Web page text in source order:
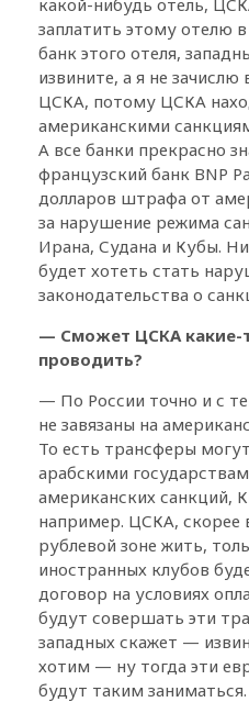
заплатить этому отелю
банк этого отеля,
извините, а я не зачислю
ЦСКА, потому ЦСКА
американскими
А все банки прекрасно
французский банк BNP
долларов штрафа от
за нарушение режима
Ирана, Судана и Кубы.
будет хотеть стать
законодательства о
— Сможет ЦСКА какие-
проводить?
— По России точно и с
не завязаны на
То есть трансферы
арабскими
американских санкций,
например. ЦСКА, скорее
рублевой зоне жить,
иностранных клубов
договор на условиях
будут совершать эти
западных скажет —
хотим — ну тогда эти
будут таким заниматься.